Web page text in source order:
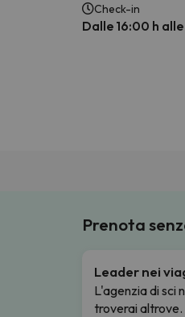
Check-in
Dalle 16:00 h
Prenota
Leader nei
L'agenzia di sci
troverai altrove.